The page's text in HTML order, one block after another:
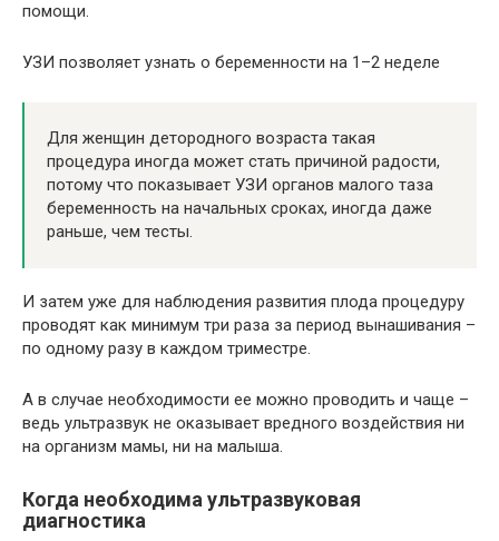
помощи.
УЗИ позволяет узнать о беременности на 1–2 неделе
Для женщин детородного возраста такая
процедура иногда может стать причиной радости,
потому что показывает УЗИ органов малого таза
беременность на начальных сроках, иногда даже
раньше, чем тесты.
И затем уже для наблюдения развития плода процедуру
проводят как минимум три раза за период вынашивания –
по одному разу в каждом триместре.
А в случае необходимости ее можно проводить и чаще –
ведь ультразвук не оказывает вредного воздействия ни
на организм мамы, ни на малыша.
Когда необходима ультразвуковая
диагностика